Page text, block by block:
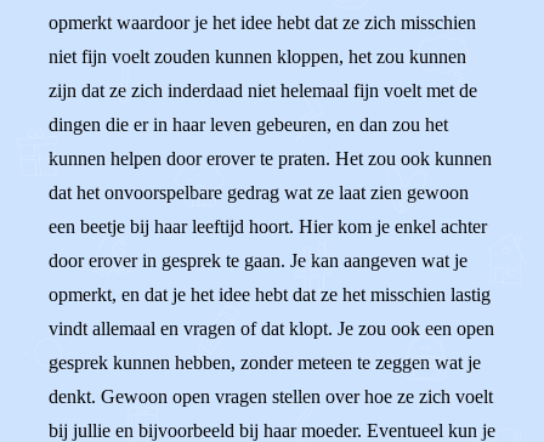
opmerkt waardoor je het idee hebt dat ze zich misschien
niet fijn voelt zouden kunnen kloppen, het zou kunnen
zijn dat ze zich inderdaad niet helemaal fijn voelt met de
dingen die er in haar leven gebeuren, en dan zou het
kunnen helpen door erover te praten. Het zou ook kunnen
dat het onvoorspelbare gedrag wat ze laat zien gewoon
een beetje bij haar leeftijd hoort. Hier kom je enkel achter
door erover in gesprek te gaan. Je kan aangeven wat je
opmerkt, en dat je het idee hebt dat ze het misschien lastig
vindt allemaal en vragen of dat klopt. Je zou ook een open
gesprek kunnen hebben, zonder meteen te zeggen wat je
denkt. Gewoon open vragen stellen over hoe ze zich voelt
bij jullie en bijvoorbeeld bij haar moeder. Eventueel kun je